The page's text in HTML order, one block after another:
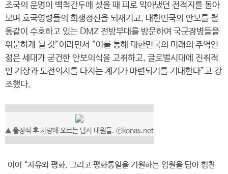
조국의 운명이 백척간두에 섰을 때 피로 막아냈던 전적지를 돌아
보며 호국영령들의 희생정신을 되새기고, 대한민국의 안보를 철
통같이 수호하고 있는 DMZ 전방부대를 방문하여 국군장병들을
위문하게 될 것”이라면서 “이를 통해 대한민국의 미래의 주역인
젊은 세대가 굳건한 안보의식을 고취하고, 글로벌시대에 진취적
인 기상과 도전의지를 다지는 계기가 마련되기를 기대한다”고 강
조했다.
▲ 출정식 후 차량에 오르는 답사 대원들. ⓒkonas.net
이어 “자유와 평화, 그리고 평화통일을 기원하는 염원을 담아 힘찬